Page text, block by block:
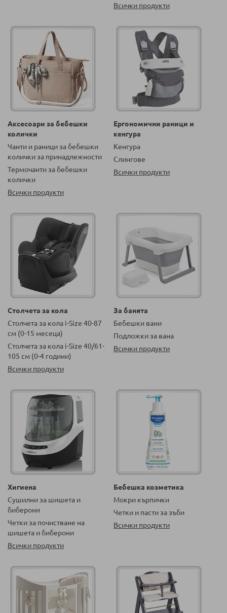
Всички продукти
Аксесоари за бебешки
колички
Чанти и раници за бебешки
колички за принадлежности
Термочанти за бебешки
колички
Всички продукти
Ергономични раници и
кенгура
Кенгура
Слингове
Всички продукти
Столчета за кола
Столчета за кола i-Size 40-87
см (0-15 месеца)
Столчета за кола i-Size 40/61-
105 см (0-4 години)
Всички продукти
За банята
Бебешки вани
Подложки за вана
Всички продукти
Хигиена
Сушилни за шишета и
биберони
Четки за почистване на
шишета и биберони
Всички продукти
Бебешка козметика
Мокри кърпички
Четки и пасти за зъби
Всички продукти